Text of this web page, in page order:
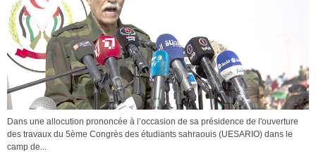
Dans une allocution prononcée à l’occasion de sa présidence de l'ouverture
des travaux du 5ème Congrès des étudiants sahraouis (UESARIO) dans le
camp de...